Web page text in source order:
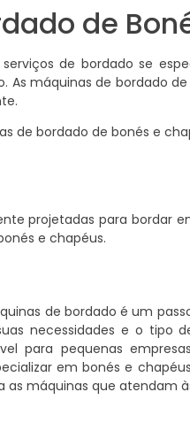
de
de bordado se
As máquinas de bordado
de bordado de bonés e
projetadas para bordar
e chapéus.
de bordado é um
necessidades e o
para pequenas
em bonés e
as máquinas que atendam